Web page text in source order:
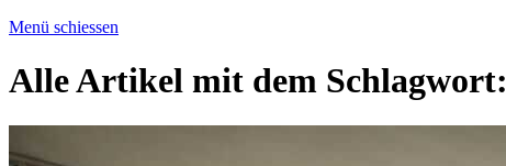
Menü schiessen
Alle Artikel mit dem Schlagwort: